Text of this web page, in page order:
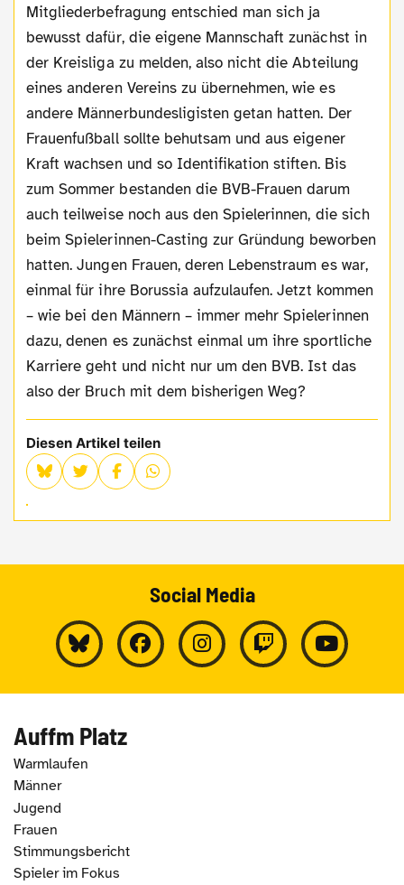
Mitgliederbefragung entschied man sich ja
bewusst dafür, die eigene Mannschaft zunächst in
der Kreisliga zu melden, also nicht die Abteilung
eines anderen Vereins zu übernehmen, wie es
andere Männerbundesligisten getan hatten. Der
Frauenfußball sollte behutsam und aus eigener
Kraft wachsen und so Identifikation stiften. Bis
zum Sommer bestanden die BVB-Frauen darum
auch teilweise noch aus den Spielerinnen, die sich
beim Spielerinnen-Casting zur Gründung beworben
hatten. Jungen Frauen, deren Lebenstraum es war,
einmal für ihre Borussia aufzulaufen. Jetzt kommen
– wie bei den Männern – immer mehr Spielerinnen
dazu, denen es zunächst einmal um ihre sportliche
Karriere geht und nicht nur um den BVB. Ist das
also der Bruch mit dem bisherigen Weg?
Diesen Artikel teilen
Social Media
Auffm Platz
Warmlaufen
Männer
Jugend
Frauen
Stimmungsbericht
Spieler im Fokus